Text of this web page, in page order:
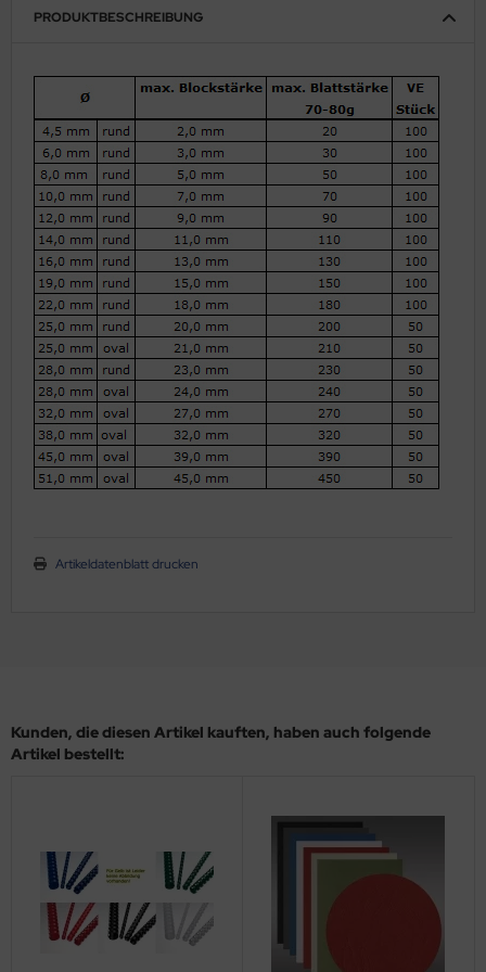
PRODUKTBESCHREIBUNG
Artikeldatenblatt drucken
Kunden, die diesen Artikel kauften, haben auch folgende
Artikel bestellt: